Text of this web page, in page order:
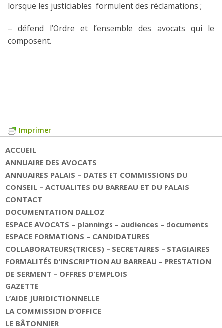
lorsque les justiciables formulent des réclamations ;
– défend l’Ordre et l’ensemble des avocats qui le
composent.
Imprimer
ACCUEIL
ANNUAIRE DES AVOCATS
ANNUAIRES PALAIS – DATES ET COMMISSIONS DU
CONSEIL – ACTUALITES DU BARREAU ET DU PALAIS
CONTACT
DOCUMENTATION DALLOZ
ESPACE AVOCATS – plannings – audiences – documents
ESPACE FORMATIONS – CANDIDATURES
COLLABORATEURS(TRICES) – SECRETAIRES – STAGIAIRES
FORMALITÉS D’INSCRIPTION AU BARREAU – PRESTATION
DE SERMENT – OFFRES D’EMPLOIS
GAZETTE
L’AIDE JURIDICTIONNELLE
LA COMMISSION D’OFFICE
LE BÂTONNIER